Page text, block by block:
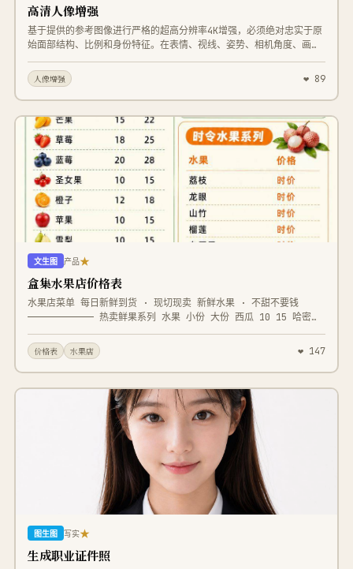
高清人像增强
基于提供的参考图像进行严格的超高分辨率4K增强，必须绝对忠实于原
始面部结构、比例和身份特征。在表情、视线、姿势、相机角度、画面
构图和透视关系上保持零偏差。服装、头发、皮肤以及背景元素的结
构、位置和没计都必须保持不变。恢复细微层级的细节，呈现自然写实
效果。增强毛孔、细纹、发丝、睫、织物纹理、缝线以及材质边缘，但
不得引入任何风格化处理，颜色科学、白平衡以及整体色调关系必须与
原图完全一致。光线方向、强度、对比度以及關影表现必须与原始图像
精确四配，只允许提升清晰度并扩展动态范围，禁业重新布光，禁业改
变形体
人像增强 ❤ 89
文生图 产品★
盒集水果店价格表
水果店菜单 每日新鲜到货 · 现切现卖 新鲜水果 · 不甜不要钱
———————————— 热卖鲜果系列 水果 小份 大份 西瓜 10 15 哈密瓜
12 18 凤梨 12 18 火龙果 13 20 青提 15 22 芒果 15 22 草莓
18 25 蓝莓 20 28 圣女果 10 15 橙子 12 18 苹果 10 15 雪梨
10 15 水果拼盒系列 水果 价格 双拼水果盒 18 三拼水果盒 22 四
拼水果盒 28 豪华水果拼盒 38 家庭水果拼盘 58 时令水果系列 水
果 价格 荔枝 时价 龙眼 时价 山竹 时价 榴莲 时价 车厘子 时价
青瓜 10 每日新鲜采购 · 新鲜看得见 当天现切 售完即止
价格表 水果店 ❤ 147
图生图 写实★
生成职业证件照